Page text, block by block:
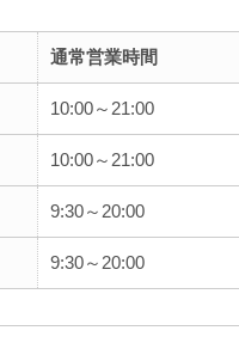
通常営業時間
10:00～21:00
10:00～21:00
9:30～20:00
9:30～20:00